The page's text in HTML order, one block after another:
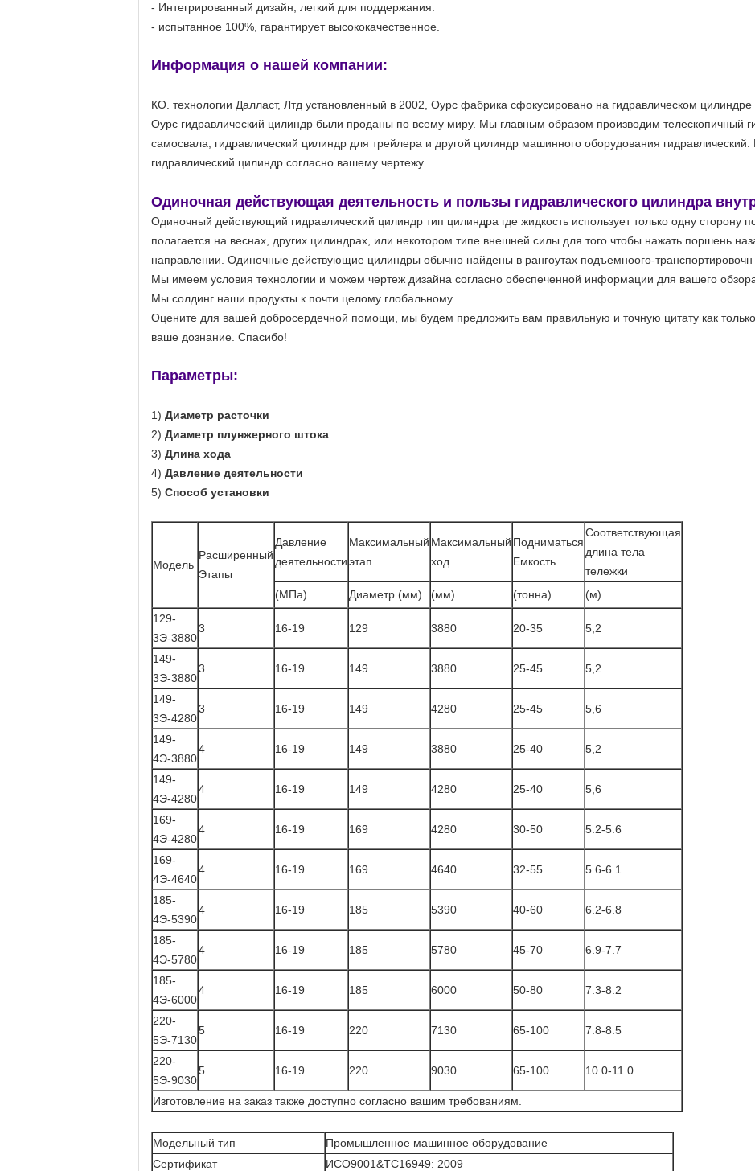
- Интегрированный дизайн, легкий для поддержания.
- испытанное 100%, гарантирует высококачественное.
Информация о нашей компании:
КО. технологии Далласт, Лтд установленный в 2002, Оурс фабрика сфокусировано на гидравлическом цилиндре
Оурс гидравлический цилиндр были проданы по всему миру. Мы главным образом производим телескопичный
самосвала, гидравлический цилиндр для трейлера и другой цилиндр машинного оборудования
гидравлический цилиндр согласно вашему чертежу.
Одиночная действующая деятельность и пользы гидравлического цилиндра
Одиночный действующий гидравлический цилиндр тип цилиндра где жидкость использует только одну сторону
полагается на веснах, других цилиндрах, или некотором типе внешней силы для того чтобы нажать поршень
направлении. Одиночные действующие цилиндры обычно найдены в рангоутах подъемноого-транспортировочн
Мы имеем условия технологии и можем чертеж дизайна согласно обеспеченной информации для вашего
Мы солдинг наши продукты к почти целому глобальному.
Оцените для вашей добросердечной помощи, мы будем предложить вам правильную и точную цитату как
ваше дознание. Спасибо!
Параметры:
1) Диаметр расточки
2) Диаметр плунжерного штока
3) Длина хода
4) Давление деятельности
5) Способ установки
Модель
Расширенный
Этапы
Давление
деятельности
Максимальный
этап
Максимальный
ход
Подниматься
Емкость
Соответствующая
длина тела
тележки
(МПа)
Диаметр (мм) (мм) (тонна)
(м)
129-
3Э-3880
3 16-19 129 3880 20-35 5,2
149-
3Э-3880
3 16-19 149 3880 25-45 5,2
149-
3Э-4280
3 16-19 149 4280 25-45 5,6
149-
4Э-3880
4 16-19 149 3880 25-40 5,2
149-
4Э-4280
4 16-19 149 4280 25-40 5,6
169-
4Э-4280
4 16-19 169 4280 30-50 5.2-5.6
169-
4Э-4640
4 16-19 169 4640 32-55 5.6-6.1
185-
4Э-5390
4 16-19 185 5390 40-60 6.2-6.8
185-
4Э-5780
4 16-19 185 5780 45-70 6.9-7.7
185-
4Э-6000
4 16-19 185 6000 50-80 7.3-8.2
220-
5Э-7130
5 16-19 220 7130 65-100 7.8-8.5
220-
5Э-9030
5 16-19 220 9030 65-100 10.0-11.0
Изготовление на заказ также доступно согласно вашим требованиям.
Модельный тип
Промышленное машинное оборудование
Сертификат
ИСО9001&ТС16949: 2009